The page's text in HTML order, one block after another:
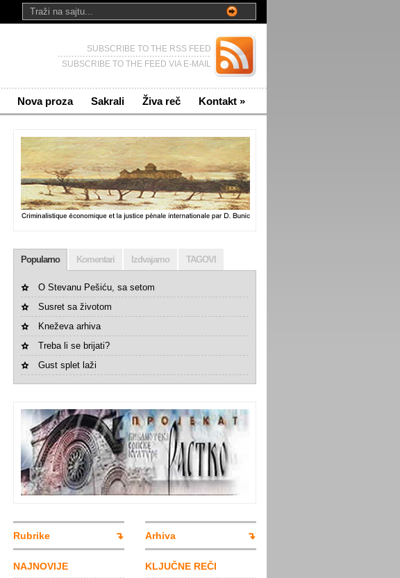
SUBSCRIBE TO THE RSS FEED
SUBSCRIBE TO THE FEED VIA E-MAIL
Nova proza Sakrali Živa reč Kontakt »
Popularno Komentari Izdvajamo TAGOVI
O Stevanu Pešiću, sa setom
Susret sa životom
Kneževa arhiva
Treba li se brijati?
Gust splet laži
Rubrike
NAJNOVIJE
Arhiva
KLJUČNE REČI